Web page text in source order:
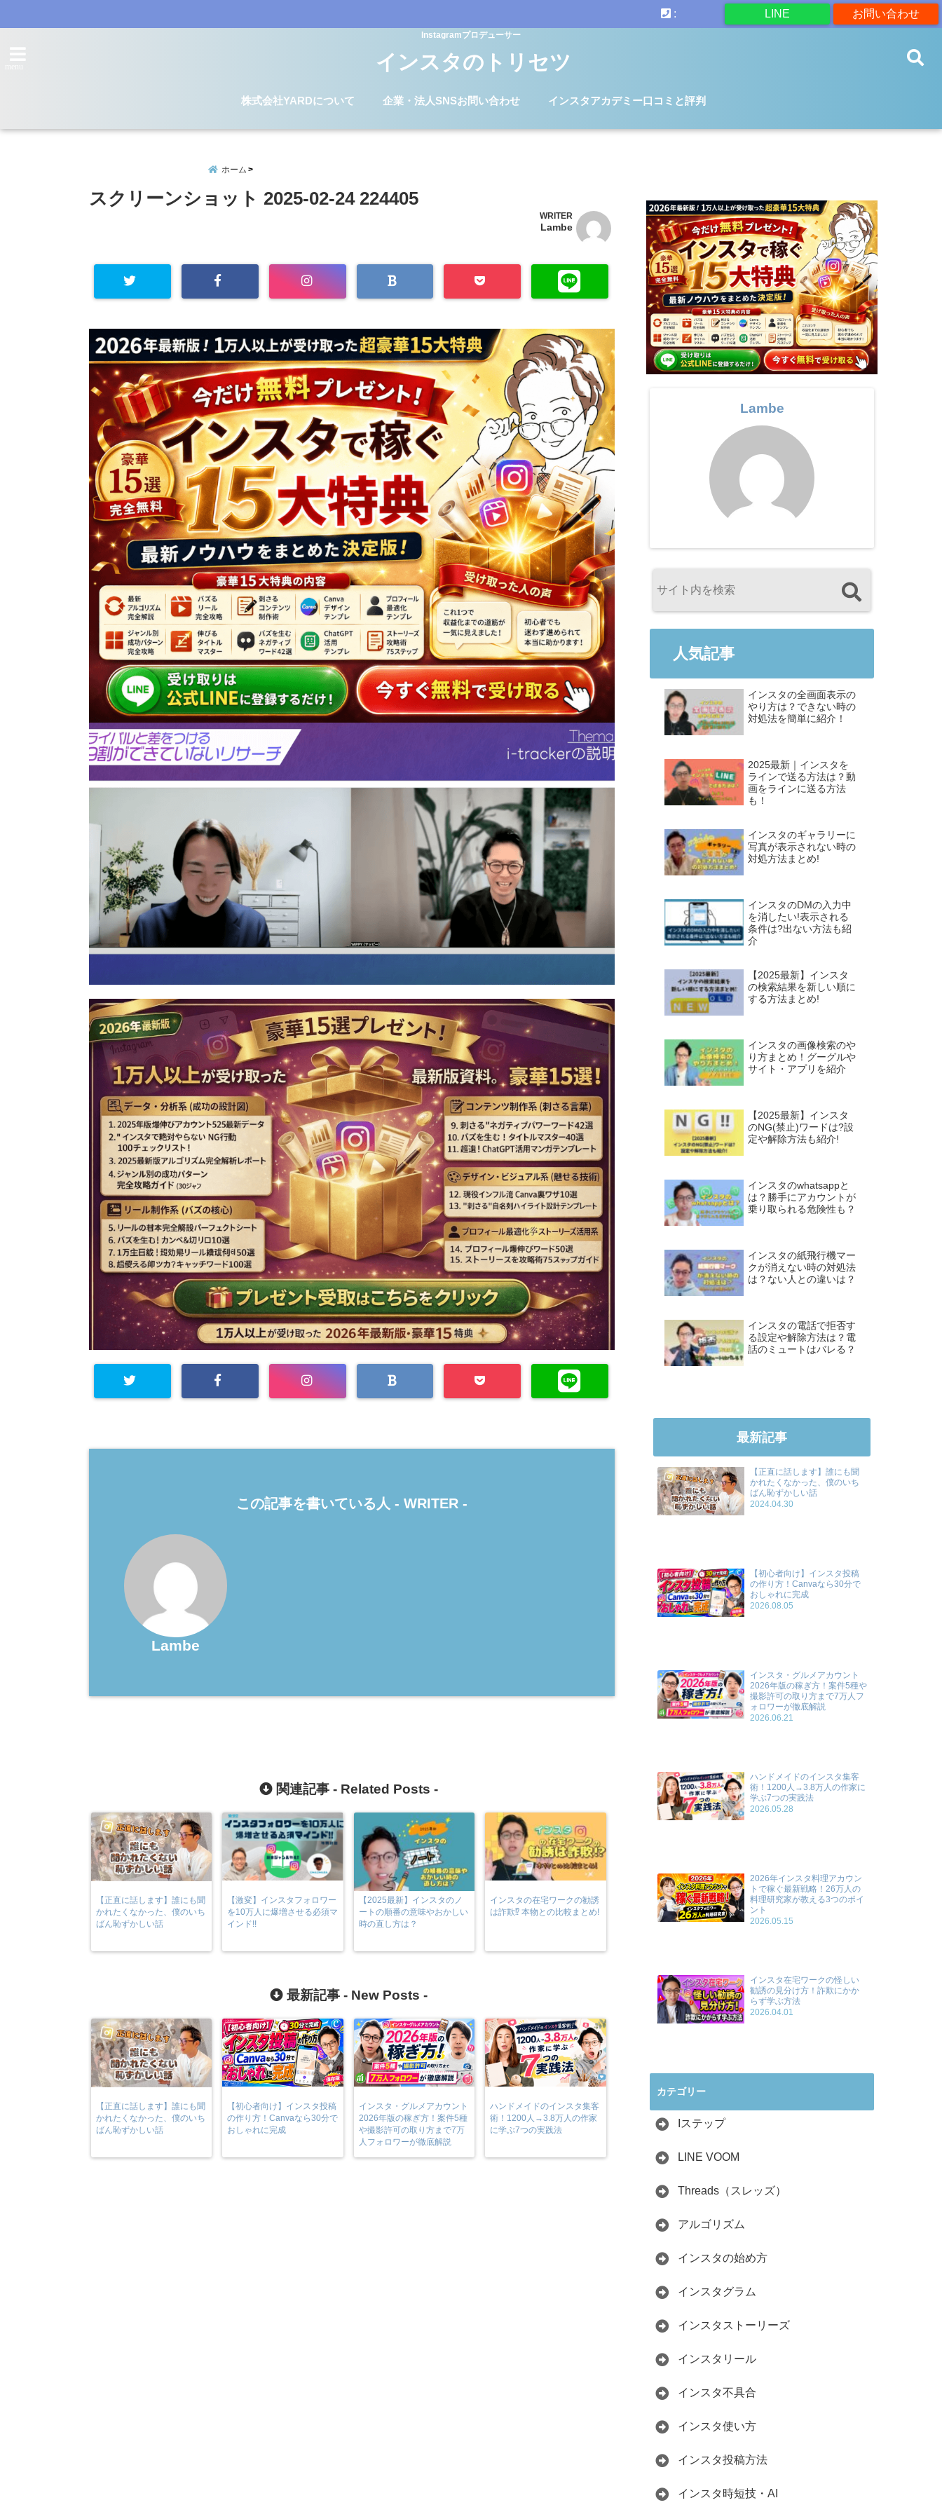
お問い合わせ
LINE
:
Instagramプロデューサー
インスタのトリセツ
株式会社YARDについて 企業・法人SNSお問い合わせ インスタアカデミー口コミと評判
ホーム
スクリーンショット 2025-02-24 224405
WRITER
Lambe
この記事を書いている人 - WRITER -
Lambe
関連記事 - Related Posts -
【正直に話します】誰にも聞
かれたくなかった、僕のいち
ばん恥ずかしい話
【激変】インスタフォロワー
を10万人に爆増させる必須マ
インド!!
【2025最新】インスタのノ
ートの順番の意味やおかしい
時の直し方は？
インスタの在宅ワークの勧誘
は詐欺⁉︎ 本物との比較まとめ!
最新記事 - New Posts -
【正直に話します】誰にも聞
かれたくなかった、僕のいち
ばん恥ずかしい話
【初心者向け】インスタ投稿
の作り方！Canvaなら30分で
おしゃれに完成
インスタ・グルメアカウント
2026年版の稼ぎ方！案件5種
や撮影許可の取り方まで7万
人フォロワーが徹底解説
ハンドメイドのインスタ集客
術！1200人→3.8万人の作家
に学ぶ7つの実践法
Lambe
人気記事
インスタの全画面表示の
やり方は？できない時の
対処法を簡単に紹介！
2025最新｜インスタを
ラインで送る方法は？動
画をラインに送る方法
も！
インスタのギャラリーに
写真が表示されない時の
対処方法まとめ!
インスタのDMの入力中
を消したい!表示される
条件は?出ない方法も紹
介
【2025最新】インスタ
の検索結果を新しい順に
する方法まとめ!
インスタの画像検索のや
り方まとめ！グーグルや
サイト・アプリを紹介
【2025最新】インスタ
のNG(禁止)ワードは?設
定や解除方法も紹介!
インスタのwhatsappと
は？勝手にアカウントが
乗り取られる危険性も？
インスタの紙飛行機マー
クが消えない時の対処法
は？ない人との違いは？
インスタの電話で拒否す
る設定や解除方法は？電
話のミュートはバレる？
最新記事
【正直に話します】誰にも聞
かれたくなかった、僕のいち
ばん恥ずかしい話
2024.04.30
【初心者向け】インスタ投稿
の作り方！Canvaなら30分で
おしゃれに完成
2026.08.05
インスタ・グルメアカウント
2026年版の稼ぎ方！案件5種や
撮影許可の取り方まで7万人フ
ォロワーが徹底解説
2026.06.21
ハンドメイドのインスタ集客
術！1200人→3.8万人の作家に
学ぶ7つの実践法
2026.05.28
2026年インスタ料理アカウン
トで稼ぐ最新戦略！26万人の
料理研究家が教える3つのポイ
ント
2026.05.15
インスタ在宅ワークの怪しい
勧誘の見分け方！詐欺にかか
らず学ぶ方法
2026.04.01
カテゴリー
Iステップ
LINE VOOM
Threads（スレッズ）
アルゴリズム
インスタの始め方
インスタグラム
インスタストーリーズ
インスタリール
インスタ不具合
インスタ使い方
インスタ投稿方法
インスタ時短技・AI